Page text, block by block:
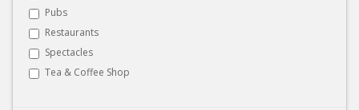
Pubs
Restaurants
Spectacles
Tea & Coffee Shop